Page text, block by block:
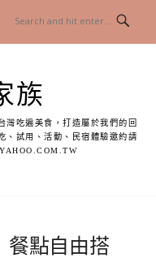
族
灣吃遍美食，打造屬於我們的回
、試用、活動、民宿體驗邀約請
餐點自由搭